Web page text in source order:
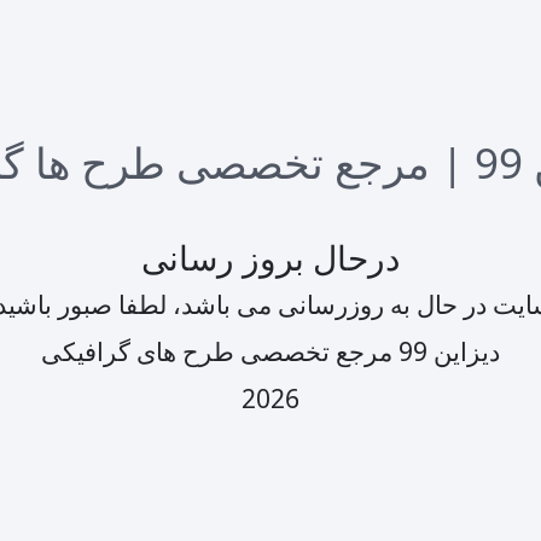
درحال بروز رسانی
در حال به روزرسانی می باشد، لطفا صبور
دیزاین 99 مرجع تخصصی طرح های گرافیکی
2026